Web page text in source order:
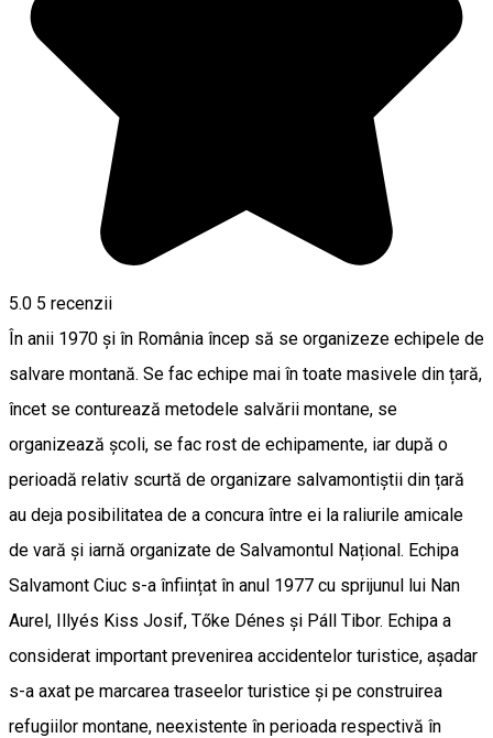
5.0 5 recenzii
În anii 1970 și în România încep să se organizeze echipele de
salvare montană. Se fac echipe mai în toate masivele din țară,
încet se conturează metodele salvării montane, se
organizează școli, se fac rost de echipamente, iar după o
perioadă relativ scurtă de organizare salvamontiștii din țară
au deja posibilitatea de a concura între ei la raliurile amicale
de vară și iarnă organizate de Salvamontul Național. Echipa
Salvamont Ciuc s-a înființat în anul 1977 cu sprijunul lui Nan
Aurel, Illyés Kiss Josif, Tőke Dénes și Páll Tibor. Echipa a
considerat important prevenirea accidentelor turistice, așadar
s-a axat pe marcarea traseelor turistice și pe construirea
refugiilor montane, neexistente în perioada respectivă în